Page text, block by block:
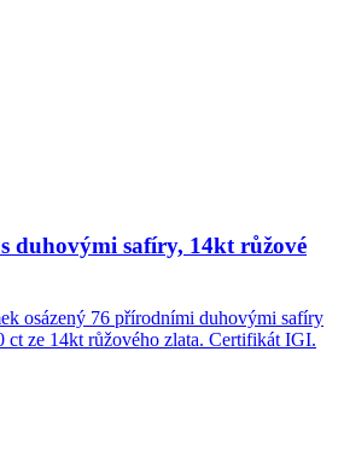
duhovými safíry, 14kt růžové
osázený 76 přírodními duhovými safíry
ct ze 14kt růžového zlata. Certifikát IGI.